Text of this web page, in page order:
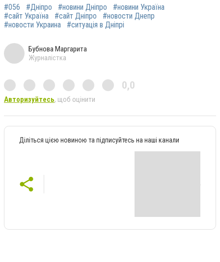
#056 #Дніпро #новини Дніпро
#новини Україна
#сайт Україна
#сайт Дніпро
#новости Днепр
#новости Украина
#ситуація в Дніпрі
Бубнова Маргарита
Журналістка
0,0
Авторизуйтесь, щоб оцінити
Діліться цією новиною та підписуйтесь на наші канали